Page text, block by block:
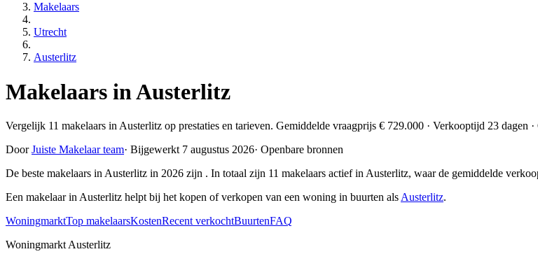
Makelaars
Utrecht
Austerlitz
Makelaars in Austerlitz
Vergelijk 11 makelaars in Austerlitz op prestaties en tarieven. Gemiddelde vraagprijs € 729.000 · Verkooptijd 23 dagen
DoorJuiste Makelaar team· Bijgewerkt 7 augustus 2026· Openbare bronnen
De beste makelaars in Austerlitz in 2026 zijn . In totaal zijn 11 makelaars actief in Austerlitz, waar de gemiddelde
Een makelaar in Austerlitz helpt bij het kopen of verkopen van een woning in buurten als Austerlitz.
WoningmarktTop makelaarsKostenRecent verkochtBuurtenFAQ
Woningmarkt Austerlitz